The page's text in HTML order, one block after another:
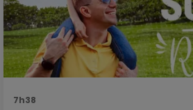
7h38